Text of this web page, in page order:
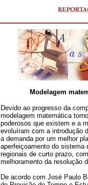
Modelagem
Devido ao progresso da
modelagem matemática
poderosos que existem e a
evoluíram com a introdução
a demanda por um melhor
aperfeiçoamento do sistema
regionais de curto prazo,
melhoramento da resolução
De acordo com José Paulo